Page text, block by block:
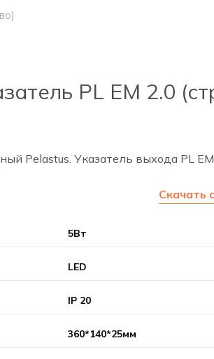
PL EM 2.0
Pelastus. Указатель выхода PL EM
Скачать
5Вт
LED
IP 20
360*140*25мм